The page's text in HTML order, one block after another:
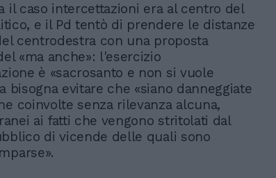
il caso intercettazioni era al centro del
e il Pd tentò di prendere le distanze
centrodestra con una proposta
«ma anche»: l'esercizio
è «sacrosanto e non si vuole
bisogna evitare che «siano danneggiate
coinvolte senza rilevanza alcuna,
ai fatti che vengono stritolati dal
di vicende delle quali sono